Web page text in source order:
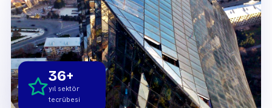
36+
yıl sektör
tecrübesi